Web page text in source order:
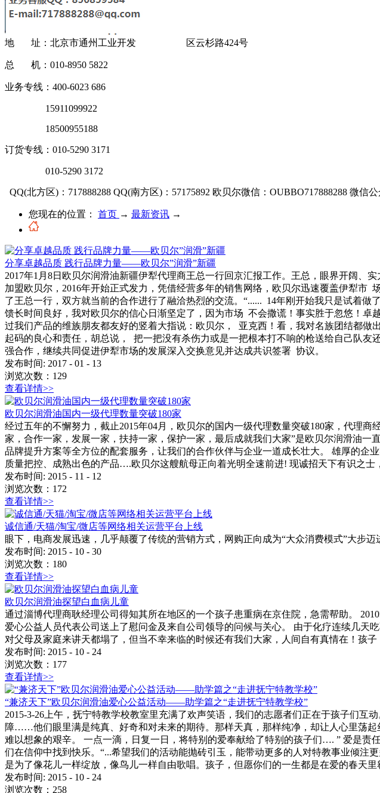
地 址：北京市通州工业开发 区云杉路424号
总 机：010-8950 5822
业务专线：400-6023 686
15911099922
18500955188
订货专线：010-5290 3171
010-5290 3172
QQ(北方区)：717888288 QQ(南方区)：57175892 欧贝尔微信：OUBBO717888288 微信公
您现在的位置： 首页 → 最新资讯 →
分享卓越品质 践行品牌力量——欧贝尔”润滑”新疆
2017年1月8日欧贝尔润滑油新疆伊犁代理商王总一行回京汇报工作。王总，眼界开阔
加盟欧贝尔，2016年开始正式发力，凭借经营多年的销售网络，欧贝尔迅速覆盖伊犁
了王总一行，双方就当前的合作进行了融洽热烈的交流。“...... 14年刚开始我只是试着
馈长时间良好，我对欧贝尔的信心日渐坚定了，因为市场 不会撒谎！事实胜于忽悠！
过我们产品的维族朋友都友好的竖着大指说：欧贝尔， 亚克西！看，我对名族团结都
起码的良心和责任，胡总说， 把一把没有杀伤力或是一把根本打不响的枪送给自己队
强合作，继续共同促进伊犁市场的发展深入交换意见并达成共识签署 协议。
发布时间: 2017 - 01 - 13
浏览次数： 129
查看详情>>
欧贝尔润滑油国内一级代理数量突破180家
经过五年的不懈努力，截止2015年04月，欧贝尔的国内一级代理数量突破180家，代理
家，合作一家，发展一家，扶持一家，保护一家，最后成就我们大家”是欧贝尔润滑油
品牌提升方案等全方位的配套服务，让我们的合作伙伴与企业一道成长壮大。 雄厚的
质量把控、成熟出色的产品….欧贝尔这艘航母正向着光明全速前进! 现诚招天下有识之士
发布时间: 2015 - 11 - 12
浏览次数： 172
查看详情>>
诚信通/天猫/淘宝/微店等网络相关运营平台上线
眼下，电商发展迅速，几乎颠覆了传统的营销方式，网购正向成为“大众消费模式”大步
发布时间: 2015 - 10 - 30
浏览次数： 180
查看详情>>
欧贝尔润滑油探望白血病儿童
通过淄博代理商耿经理公司得知其所在地区的一个孩子患重病在京住院，急需帮助。
爱心公益人员代表公司送上了慰问金及来自公司领导的问候与关心。 由于化疗连续几
对父母及家庭来讲天都塌了，但当不幸来临的时候还有我们大家，人间自有真情在！孩
发布时间: 2015 - 10 - 24
浏览次数： 177
查看详情>>
“兼济天下”欧贝尔润滑油爱心公益活动——助学篇之“走进抚宁特教学校”
2015-3-26上午，抚宁特教学校教室里充满了欢声笑语，我们的志愿者们正在于孩子们
障……他们眼里满是纯真、好奇和对未来的期待。那样天真，那样纯净，却让人心里荡
难以想象的艰辛。 一点一滴，日复一日，将特别的爱奉献给了特别的孩子们…. ” 爱是
们在信仰中找到快乐。“...希望我们的活动能抛砖引玉，能带动更多的人对特教事业倾注
是为了像花儿一样绽放，像鸟儿一样自由歌唱。孩子，但愿你们的一生都是在爱的春天里
发布时间: 2015 - 10 - 24
浏览次数： 258